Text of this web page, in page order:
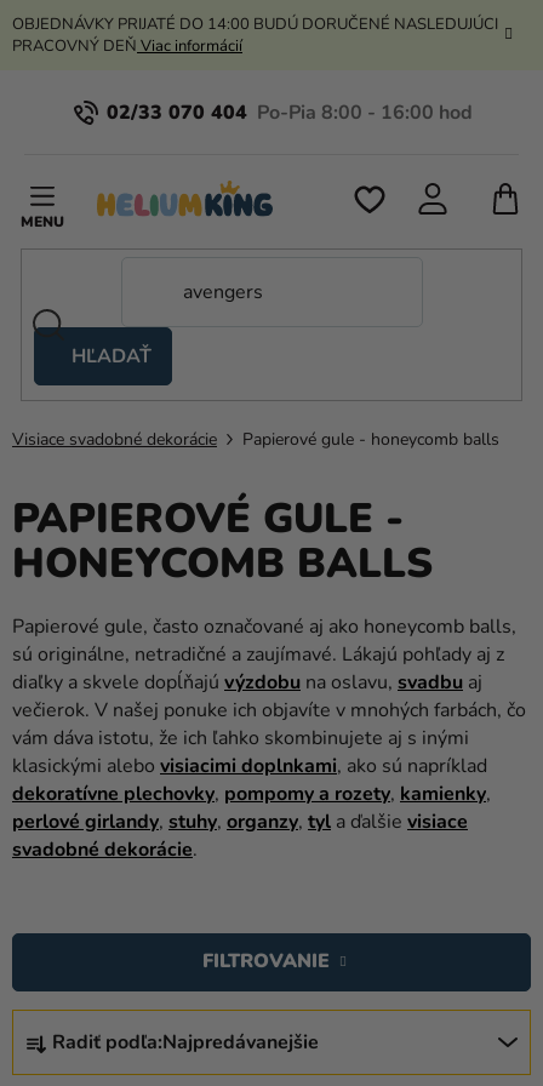
Prejsť
na
OBJEDNÁVKY PRIJATÉ DO 14:00 BUDÚ DORUČENÉ NASLEDUJÚCI
PRACOVNÝ DEŇ Viac informácií
02/33 070 404
HĽADAŤ
stany
Kanekalon
Hélium
a
balóny
Párty
Výzdoba
a
doplnky
Karnevalové
kostýmy a
Novinky
Visiace svadobné dekorácie Papierové gule - honeycomb balls
PAPIEROVÉ GULE -
HONEYCOMB BALLS
Papierové gule, často označované aj ako honeycomb balls,
sú originálne, netradičné a zaujímavé. Lákajú pohľady aj z
diaľky a skvele dopĺňajú výzdobu na oslavu, svadbu aj
večierok. V našej ponuke ich objavíte v mnohých farbách, čo
vám dáva istotu, že ich ľahko skombinujete aj s inými
klasickými alebo visiacimi doplnkami, ako sú napríklad
dekoratívne plechovky, pompomy a rozety, kamienky,
perlové girlandy, stuhy, organzy, tyl a ďalšie visiace
svadobné dekorácie.
A
Radiť podľa:Najpredávanejšie
FILTROVANIE
Ý
P
I
S
P